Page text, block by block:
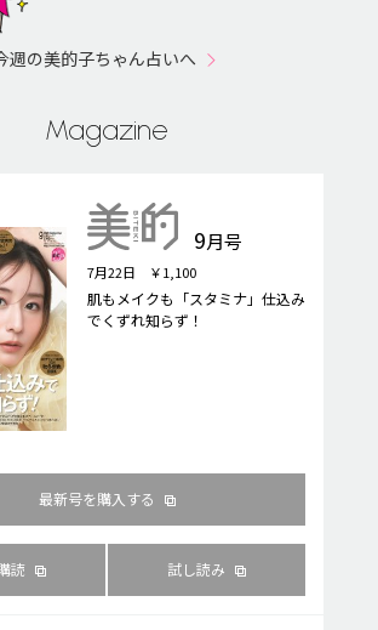
週の美的子ちゃん占いへ
Magazine
9月号
7月22日 ￥1,100
肌もメイクも「スタミナ」仕込み
でくずれ知らず！
最新号を購入する
読 試し読み